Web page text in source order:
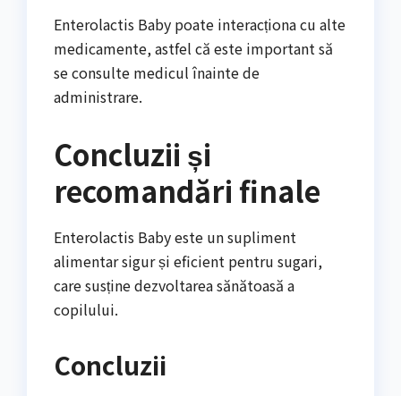
Enterolactis Baby poate interacționa cu alte
medicamente, astfel că este important să
se consulte medicul înainte de
administrare.
Concluzii și
recomandări finale
Enterolactis Baby este un supliment
alimentar sigur și eficient pentru sugari,
care susține dezvoltarea sănătoasă a
copilului.
Concluzii